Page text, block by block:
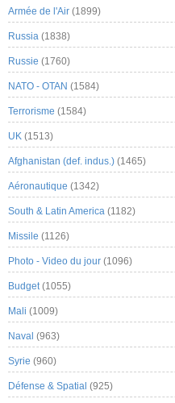
Armée de l'Air (1899)
Russia (1838)
Russie (1760)
NATO - OTAN (1584)
Terrorisme (1584)
UK (1513)
Afghanistan (def. indus.) (1465)
Aéronautique (1342)
South & Latin America (1182)
Missile (1126)
Photo - Video du jour (1096)
Budget(1055)
Mali (1009)
Naval (963)
Syrie (960)
Défense & Spatial (925)